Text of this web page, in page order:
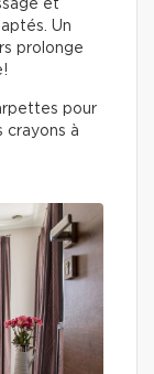
et
Un
prolonge
pour
crayons à